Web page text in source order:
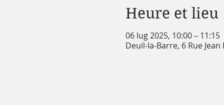
Heure et lieu
06 lug 2025, 10:00 – 11:15
Deuil-la-Barre, 6 Rue